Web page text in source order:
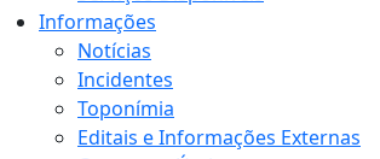
Informações
Notícias
Incidentes
Toponímia
Editais e Informações Externas